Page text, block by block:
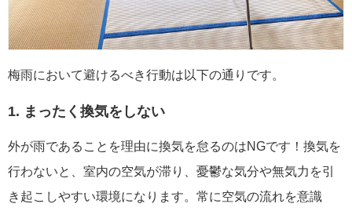
梅雨において避けるべき行動は以下の通りです。
1. まったく換気をしない
外が雨であることを理由に換気を怠るのはNGです！換気を
行わないと、室内の空気が滞り、憂鬱な気分や無気力を引
き起こしやすい環境になります。常に空気の流れを意識